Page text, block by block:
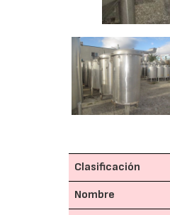
Clasificación
Nombre